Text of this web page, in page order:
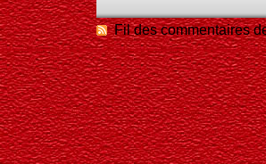
Fil des commentaires